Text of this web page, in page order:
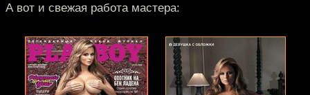
А вот и свежая работа мастера: